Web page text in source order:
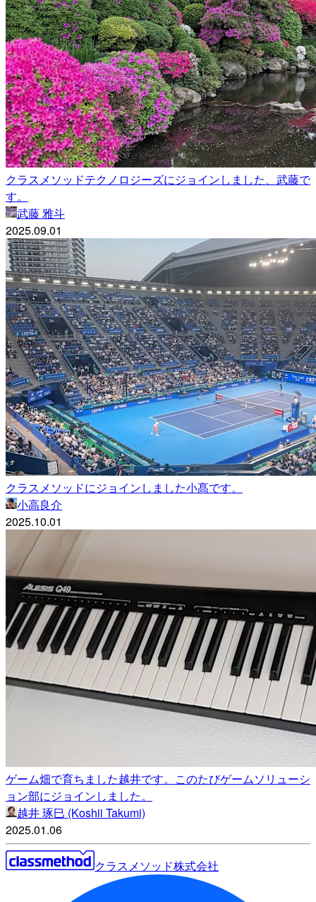
クラスメソッドテクノロジーズにジョインしました、武藤で
す。
武藤 雅斗
2025.09.01
クラスメソッドにジョインしました小髙です。
小高良介
2025.10.01
ゲーム畑で育ちました越井です。このたびゲームソリューシ
ョン部にジョインしました。
越井 琢巳 (Koshii Takumi)
2025.01.06
クラスメソッド株式会社